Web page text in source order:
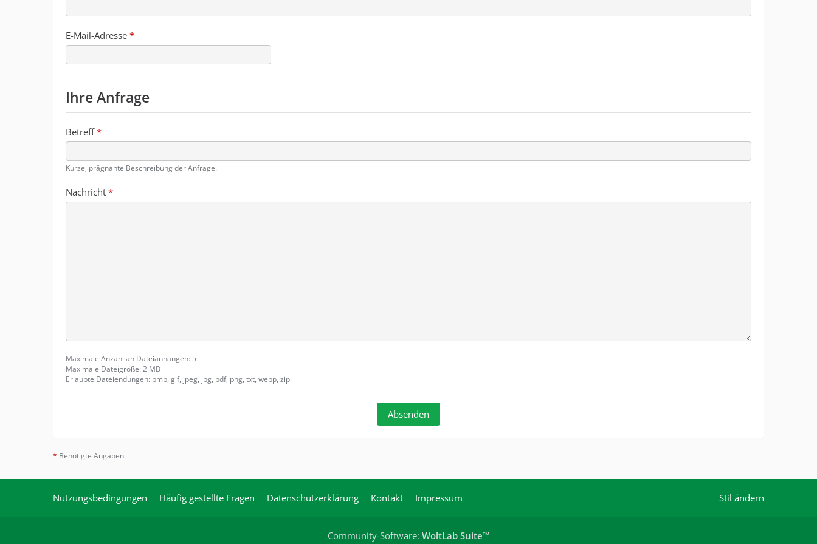
E-Mail-Adresse *
Ihre Anfrage
Betreff *
Kurze, prägnante Beschreibung der Anfrage.
Nachricht *
Maximale Anzahl an Dateianhängen: 5
Maximale Dateigröße: 2 MB
Erlaubte Dateiendungen: bmp, gif, jpeg, jpg, pdf, png, txt, webp, zip
* Benötigte Angaben
Stil ändern
Nutzungsbedingungen Häufig gestellte Fragen Datenschutzerklärung Kontakt Impressum
Community-Software: WoltLab Suite™